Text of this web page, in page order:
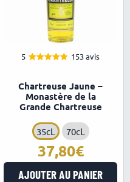
5 153 avis
Chartreuse Jaune –
Monastère de la
Grande Chartreuse
35cL 70cL
37,80
AJOUTER AU PANIER